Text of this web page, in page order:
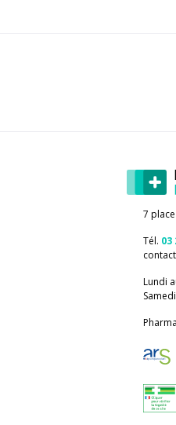
7
Tél. 03
contact
Lundi